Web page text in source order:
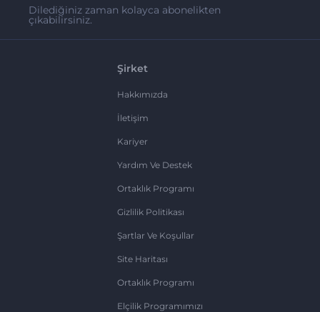
Dilediğiniz zaman kolayca abonelikten
çıkabilirsiniz.
Şirket
Hakkımızda
İletişim
Kariyer
Yardım Ve Destek
Ortaklık Programı
Gizlilik Politikası
Şartlar Ve Koşullar
Site Haritası
Ortaklık Programı
Elçilik Programımızı